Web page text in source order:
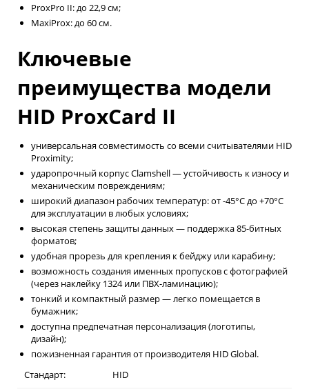
ProxPro II: до 22,9 см;
MaxiProx: до 60 см.
Ключевые
преимущества модели
HID ProxCard II
универсальная совместимость со всеми считывателями HID
Proximity;
ударопрочный корпус Clamshell — устойчивость к износу и
механическим повреждениям;
широкий диапазон рабочих температур: от -45°C до +70°C
для эксплуатации в любых условиях;
высокая степень защиты данных — поддержка 85-битных
форматов;
удобная прорезь для крепления к бейджу или карабину;
возможность создания именных пропусков с фотографией
(через наклейку 1324 или ПВХ-ламинацию);
тонкий и компактный размер — легко помещается в
бумажник;
доступна предпечатная персонализация (логотипы,
дизайн);
пожизненная гарантия от производителя HID Global.
Стандарт:
HID